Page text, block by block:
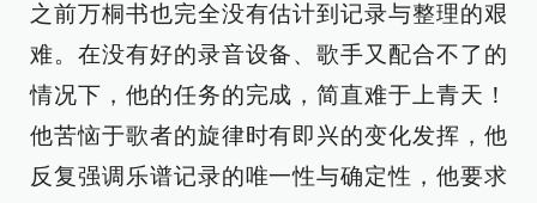
之前万桐书也完全没有估计到记录与整理的艰
难。在没有好的录音设备、歌手又配合不了的
情况下，他的任务的完成，简直难于上青天！
他苦恼于歌者的旋律时有即兴的变化发挥，他
反复强调乐谱记录的唯一性与确定性，他要求